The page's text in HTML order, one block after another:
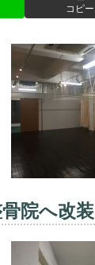
コピー
院へ改装